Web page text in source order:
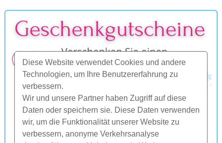
Diese Website verwendet Cookies und andere
Technologien, um Ihre Benutzererfahrung zu
verbessern.
Wir und unsere Partner haben Zugriff auf diese
Daten oder speichern sie. Diese Daten verwenden
wir, um die Funktionalität unserer Website zu
verbessern, anonyme Verkehrsanalyse